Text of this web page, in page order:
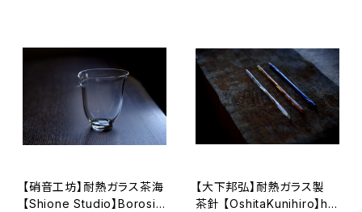
【硝音工坊】耐熱ガラス茶海
【Shione Studio】Borosili
【大下邦弘】耐熱ガラス製
茶針 【OshitaKunihiro】he